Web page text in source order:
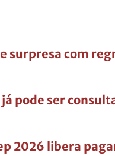
surpresa com
pode ser
2026 libera